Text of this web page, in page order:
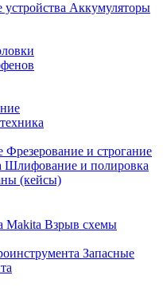
Аккумуляторы
Фрезерование и строгание
Шлифование и полировка
(кейсы)
Взрыв схемы
Запасные